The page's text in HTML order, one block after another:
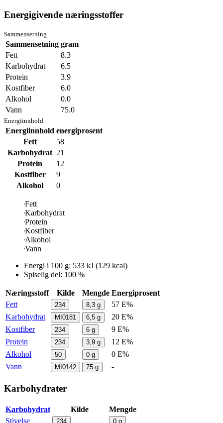
Energigivende næringsstoffer
Sammensetning
Sammensetning gram
Fett
8.3
Karbohydrat
6.5
Protein
3.9
Kostfiber
6.0
Alkohol
0.0
Vann
75.0
Energiinnhold
Energiinnhold energiprosent
Fett
58
Karbohydrat 21
Protein
12
Kostfiber
9
Alkohol
0
Fett
Karbohydrat
Protein
Kostfiber
Alkohol
Vann
Energi i 100 g: 533 kJ (129 kcal)
Spiselig del: 100 %
Næringsstoff Kilde Mengde Energiprosent
Fett
234 8,3 g
57 E%
Karbohydrat
MI0181 6,5 g
20 E%
Kostfiber
234 6 g
9 E%
Protein
234 3,9 g
12 E%
Alkohol
50 0 g
0 E%
Vann
MI0142 75 g -
Karbohydrater
Karbohydrat Kilde
Mengde
Stivelse
234 0 g